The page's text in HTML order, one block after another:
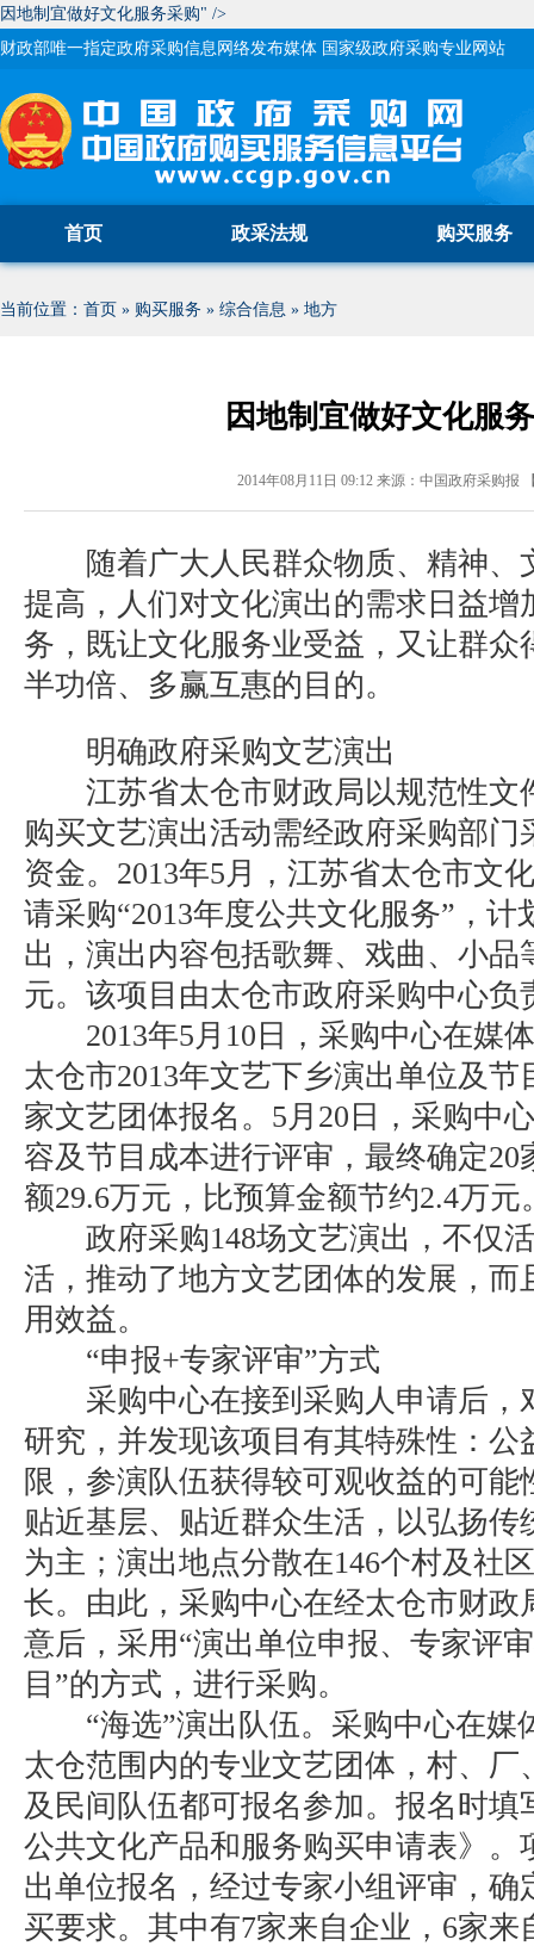
因地制宜做好文化服务采购" />
财政部唯一指定政府采购信息网络发布媒体 国家级政府采购专业网站
首页 政采法规 购买服务
当前位置： 首页 » 购买服务 » 综合信息 » 地方
因地制宜做好文化服
2014年08月11日 09:12来源： 中国政府采购报
随着广大人民群众物质、精神、
提高，人们对文化演出的需求日益增
务，既让文化服务业受益，又让群众
半功倍、多赢互惠的目的。
明确政府采购文艺演出
江苏省太仓市财政局以规范性文
购买文艺演出活动需经政府采购部门
资金。2013年5月，江苏省太仓市文
请采购“2013年度公共文化服务”，计
出，演出内容包括歌舞、戏曲、小品
元。该项目由太仓市政府采购中心负
2013年5月10日，采购中心在媒
太仓市2013年文艺下乡演出单位及节
家文艺团体报名。5月20日，采购中
容及节目成本进行评审，最终确定
额29.6万元，比预算金额节约2.4万元
政府采购148场文艺演出，不仅活
活，推动了地方文艺团体的发展，而
用效益。
“申报+专家评审”方式
采购中心在接到采购人申请后，
研究，并发现该项目有其特殊性：公
限，参演队伍获得较可观收益的可
贴近基层、贴近群众生活，以弘扬传
为主；演出地点分散在146个村及社
长。由此，采购中心在经太仓市财政
意后，采用“演出单位申报、专家评
目”的方式，进行采购。
“海选”演出队伍。采购中心在媒
太仓范围内的专业文艺团体，村、厂
及民间队伍都可报名参加。报名时填
公共文化产品和服务购买申请表》。
出单位报名，经过专家小组评审，确
买要求。其中有7家来自企业，6家来